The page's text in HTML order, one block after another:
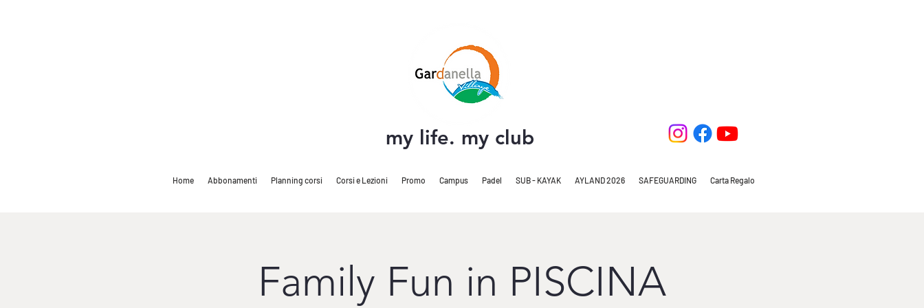
my life. my club
Home Abbonamenti Planning corsi Corsi e Lezioni Promo Campus Padel SUB - KAYAK AYLAND 2026 SAFEGUARDING Carta Regalo
Family Fun in PISCINA